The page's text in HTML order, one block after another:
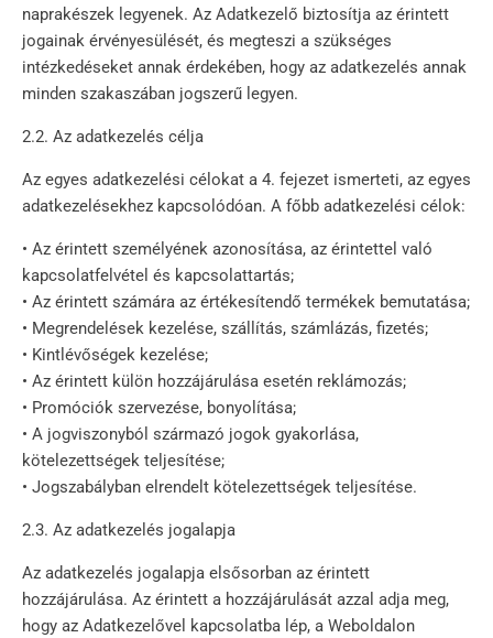
naprakészek legyenek. Az Adatkezelő biztosítja az érintett
jogainak érvényesülését, és megteszi a szükséges
intézkedéseket annak érdekében, hogy az adatkezelés annak
minden szakaszában jogszerű legyen.
2.2. Az adatkezelés célja
Az egyes adatkezelési célokat a 4. fejezet ismerteti, az egyes
adatkezelésekhez kapcsolódóan. A főbb adatkezelési célok:
• Az érintett személyének azonosítása, az érintettel való
kapcsolatfelvétel és kapcsolattartás;
• Az érintett számára az értékesítendő termékek bemutatása;
• Megrendelések kezelése, szállítás, számlázás, fizetés;
• Kintlévőségek kezelése;
• Az érintett külön hozzájárulása esetén reklámozás;
• Promóciók szervezése, bonyolítása;
• A jogviszonyból származó jogok gyakorlása,
kötelezettségek teljesítése;
• Jogszabályban elrendelt kötelezettségek teljesítése.
2.3. Az adatkezelés jogalapja
Az adatkezelés jogalapja elsősorban az érintett
hozzájárulása. Az érintett a hozzájárulását azzal adja meg,
hogy az Adatkezelővel kapcsolatba lép, a Weboldalon